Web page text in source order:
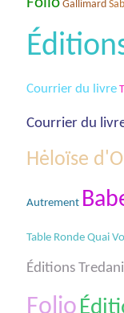
Gallimard
Courrier du livre
Courrier du
Hėloïse
Autrement
Table Ronde Quai
Éditions
Folio